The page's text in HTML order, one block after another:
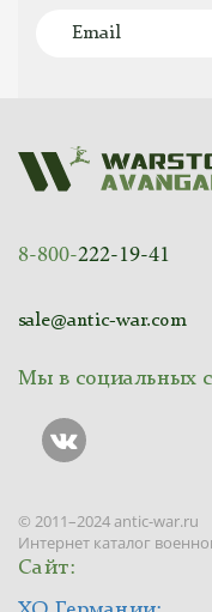
8-800-222-19-41
sale@antic-war.com
Мы в социальных
© 2011–2024 antic-war.ru
Интернет каталог
Сайт: